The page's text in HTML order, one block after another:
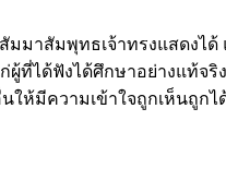
าสัมพุทธเจ้าทรงแสดงไ
ได้ฟังได้ศึกษาอย่างแท้จ
ให้มีความเข้าใจถูกเห็นถู